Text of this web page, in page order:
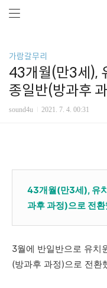
가람갈무리
43개월(만3세),
종일반(방과후
sound4u 2021. 7. 4. 00:31
43개월(만3세), 유
과후 과정)으로 전
3월에 반일반으로 유치
(방과후 과정)으로 전환